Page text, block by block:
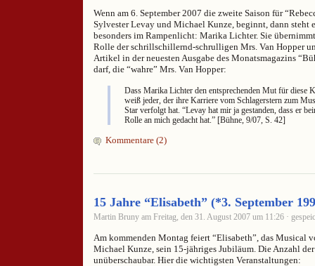
Wenn am 6. September 2007 die zweite Saison für
Sylvester Levay und Michael Kunze, beginnt, dann steht
besonders im Rampenlicht: Marika Lichter. Sie
Rolle der schrillschillernd-schrulligen Mrs. Van Hopper
Artikel in der neuesten Ausgabe des Monatsmagazins
darf, die “wahre” Mrs. Van Hopper:
Dass Marika Lichter den entsprechenden Mut für diese
weiß jeder, der ihre Karriere vom Schlagerstern zum
Star verfolgt hat. “Levay hat mir ja gestanden, dass er
Rolle an mich gedacht hat.” [Bühne, 9/07, S. 42]
Kommentare (2)
15 Jahre “Elisabeth” (*3. September
Martin Bruny am Freitag, den 31. August 2007 um 11:26 ·
Am kommenden Montag feiert “Elisabeth”, das Musical
Michael Kunze, sein 15-jähriges Jubiläum. Die Anzahl
unüberschaubar. Hier die wichtigsten Veranstaltungen: